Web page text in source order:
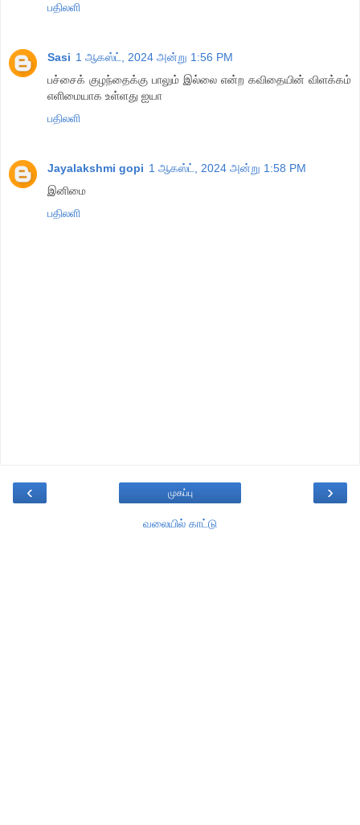
பதிலளி
Sasi 1 ஆகஸ்ட், 2024 அன்று 1:56 PM
பச்சைக் குழந்தைக்கு பாலும் இல்லை என்ற கவிதையின் விளக்கம்
எளிமையாக உள்ளது ஐயா
பதிலளி
Jayalakshmi gopi 1 ஆகஸ்ட், 2024 அன்று 1:58 PM
இனிமை
பதிலளி
‹ ›
முகப்பு
வலையில் காட்டு